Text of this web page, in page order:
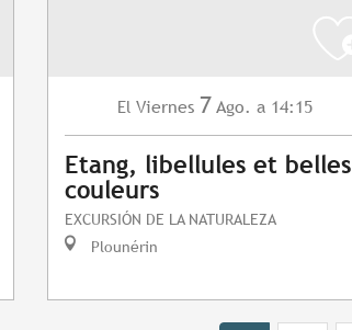
El Viernes 7 Ago. a 14:15
Etang, libellules et belles
couleurs
EXCURSIÓN DE LA NATURALEZA
Plounérin